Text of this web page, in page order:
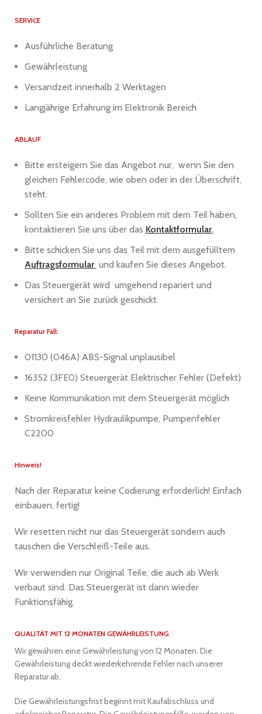
SERVICE
Ausführliche Beratung
Gewährleistung
Versandzeit innerhalb 2 Werktagen
Langjährige Erfahrung im Elektronik Bereich
ABLAUF
Bitte ersteigern Sie das Angebot nur, wenn Sie den
gleichen Fehlercode, wie oben oder in der Überschrift,
steht.
Sollten Sie ein anderes Problem mit dem Teil haben,
kontaktieren Sie uns über das Kontaktformular.
Bitte schicken Sie uns das Teil mit dem ausgefülltem
Auftragsformular und kaufen Sie dieses Angebot.
Das Steuergerät wird umgehend repariert und
versichert an Sie zurück geschickt.
Reparatur Fall:
01130 (046A) ABS-Signal unplausibel
16352 (3FE0) Steuergerät Elektrischer Fehler (Defekt)
Keine Kommunikation mit dem Steuergerät möglich
Stromkreisfehler Hydraulikpumpe, Pumpenfehler
C2200
Hinweis!
Nach der Reparatur keine Codierung erforderlich! Einfach
einbauen, fertig!
Wir resetten nicht nur das Steuergerät sondern auch
tauschen die Verschleiß-Teile aus.
Wir verwenden nur Original Teile, die auch ab Werk
verbaut sind. Das Steuergerät ist dann wieder
Funktionsfähig.
QUALITÄT MIT 12 MONATEN GEWÄHRLEISTUNG
Wir gewähren eine Gewährleistung von 12 Monaten. Die
Gewährleistung deckt wiederkehrende Fehler nach unserer
Reparatur ab.
Die Gewährleistungsfrist beginnt mit Kaufabschluss und